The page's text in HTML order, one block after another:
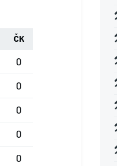
ČK
0
0
0
0
0